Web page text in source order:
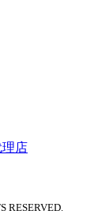
店
RESERVED.